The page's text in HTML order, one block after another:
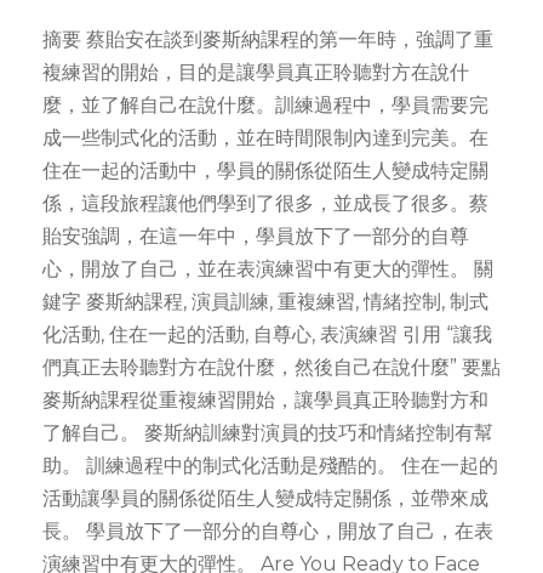
摘要 蔡貽安在談到麥斯納課程的第一年時，強調了重
複練習的開始，目的是讓學員真正聆聽對方在說什
麼，並了解自己在說什麼。訓練過程中，學員需要完
成一些制式化的活動，並在時間限制內達到完美。在
住在一起的活動中，學員的關係從陌生人變成特定關
係，這段旅程讓他們學到了很多，並成長了很多。蔡
貽安強調，在這一年中，學員放下了一部分的自尊
心，開放了自己，並在表演練習中有更大的彈性。 關
鍵字 麥斯納課程, 演員訓練, 重複練習, 情緒控制, 制式
化活動, 住在一起的活動, 自尊心, 表演練習 引用 “讓我
們真正去聆聽對方在說什麼，然後自己在說什麼” 要點
麥斯納課程從重複練習開始，讓學員真正聆聽對方和
了解自己。 麥斯納訓練對演員的技巧和情緒控制有幫
助。 訓練過程中的制式化活動是殘酷的。 住在一起的
活動讓學員的關係從陌生人變成特定關係，並帶來成
長。 學員放下了一部分的自尊心，開放了自己，在表
演練習中有更大的彈性。 Are You Ready to Face